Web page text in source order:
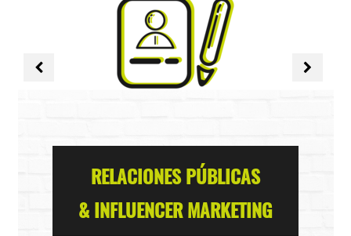
RELACIONES PÚBLICAS
& INFLUENCER MARKETING